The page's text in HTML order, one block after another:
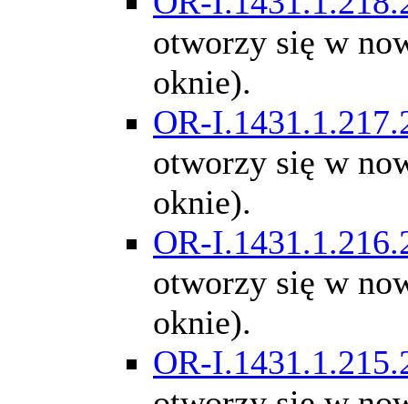
otworzy się w
oknie).
OR-
otworzy się w
oknie).
OR-
otworzy się w
oknie).
OR-